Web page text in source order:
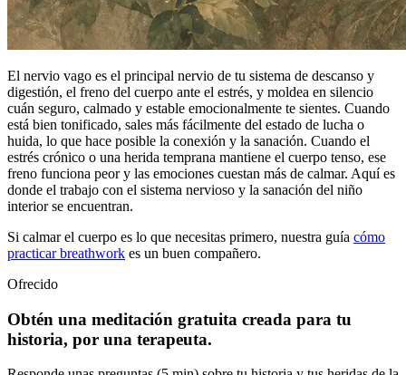
El nervio vago es el principal nervio de tu sistema de descanso y
digestión, el freno del cuerpo ante el estrés, y moldea en silencio
cuán seguro, calmado y estable emocionalmente te sientes. Cuando
está bien tonificado, sales más fácilmente del estado de lucha o
huida, lo que hace posible la conexión y la sanación. Cuando el
estrés crónico o una herida temprana mantiene el cuerpo tenso, ese
freno funciona peor y las emociones cuestan más de calmar. Aquí es
donde el trabajo con el sistema nervioso y la sanación del niño
interior se encuentran.
Si calmar el cuerpo es lo que necesitas primero, nuestra guía cómo
practicar breathwork es un buen compañero.
Ofrecido
Obtén una meditación gratuita creada para tu
historia, por una terapeuta.